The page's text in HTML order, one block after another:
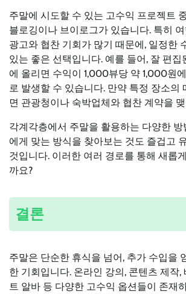
주말에 시도할 수 있는 고수익 프로젝트
블로깅이나 브이로그가 있습니다. 특히
광고와 협찬 기회가 많기 때문에, 일정한
있는 좋은 선택입니다. 예를 들어, 잘 편집
에 올리면 수익이 1,000뷰당 약 1,000원
로 발생할 수 있습니다. 만약 특정 장소의
면 관광청이나 숙박업체와 협찬 계약을
각계각층에서 주말을 활용하는 다양한 방
에게 맞는 방식을 찾아보는 것도 즐겁고
것입니다. 이러한 여러 경로를 통해 새롭
까요?
결론
주말은 단순한 휴식을 넘어, 추가 수입을
한 기회입니다. 온라인 강의, 콘텐츠 제작,
트 알바 등 다양한 고수익 옵션들이 존재